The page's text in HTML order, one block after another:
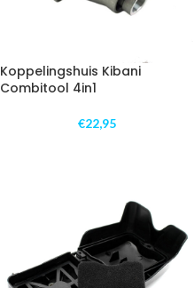
Koppelingshuis Kibani
Combitool 4in1
€22,95